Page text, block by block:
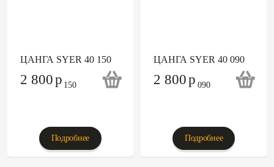
ЦАНГА SYER 40 150
2 800p
Подробнее
ЦАНГА SYER 40 090
2 800p
Подробнее